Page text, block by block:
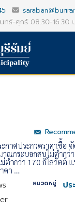
ทร์-ศุกร์ 08.30-16.30
ะกาศประกวดราคาซื้อ
ณกระบอกสูบไม่ต่ำกว่
ม่ต่ำกว่า 170 กิโลวัตต์
คา ...
หมวดหมู่ ปร